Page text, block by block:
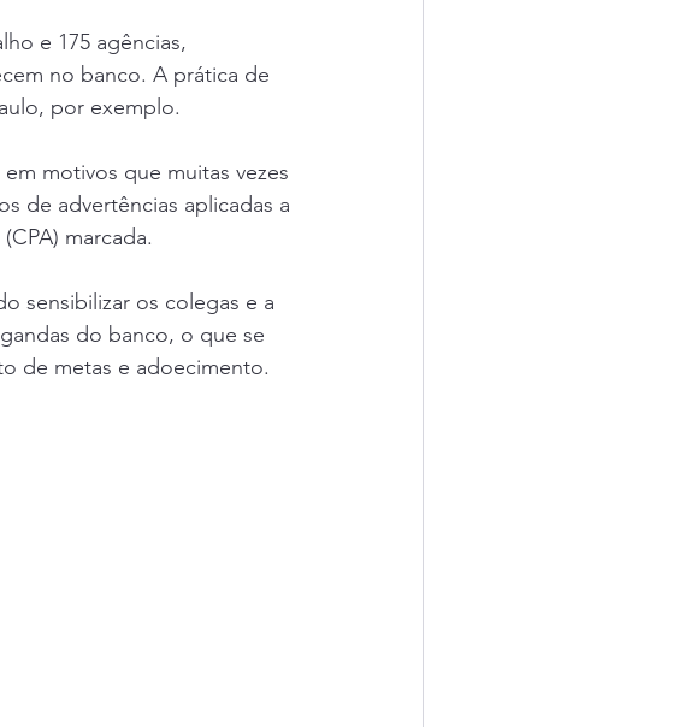
e 175 agências,
no banco. A prática de
por exemplo.
motivos que muitas vezes
de advertências aplicadas a
marcada.
sensibilizar os colegas e a
do banco, o que se
de metas e adoecimento.